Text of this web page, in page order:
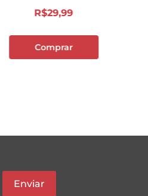
R$29,99
Comprar
Enviar